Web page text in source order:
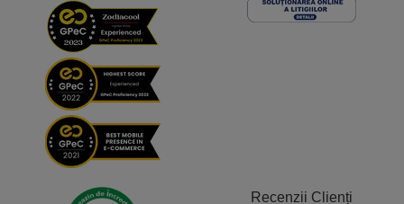
Recenzii Clienți